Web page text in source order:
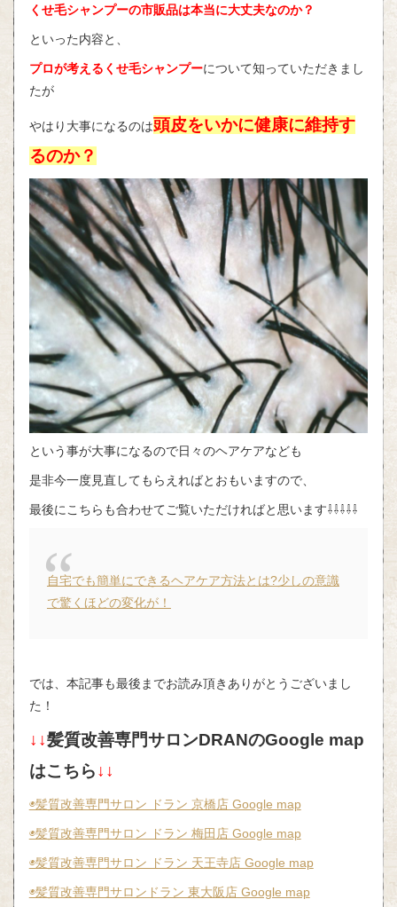
くせ毛シャンプーの市販品は本当に大丈夫なのか？
といった内容と、
プロが考えるくせ毛シャンプーについて知っていただきまし
たが
やはり大事になるのは頭皮をいかに健康に維持す
るのか？
という事が大事になるので日々のヘアケアなども
是非今一度見直してもらえればとおもいますので、
最後にこちらも合わせてご覧いただければと思います⇩⇩⇩⇩⇩
自宅でも簡単にできるヘアケア方法とは?少しの意識
で驚くほどの変化が！
では、本記事も最後までお読み頂きありがとうございまし
た！
↓↓髪質改善専門サロンDRANのGoogle map
はこちら↓↓
◉髪質改善専門サロン ドラン 京橋店 Google map
◉髪質改善専門サロン ドラン 梅田店 Google map
◉髪質改善専門サロン ドラン 天王寺店 Google map
◉髪質改善専門サロンドラン 東大阪店 Google map